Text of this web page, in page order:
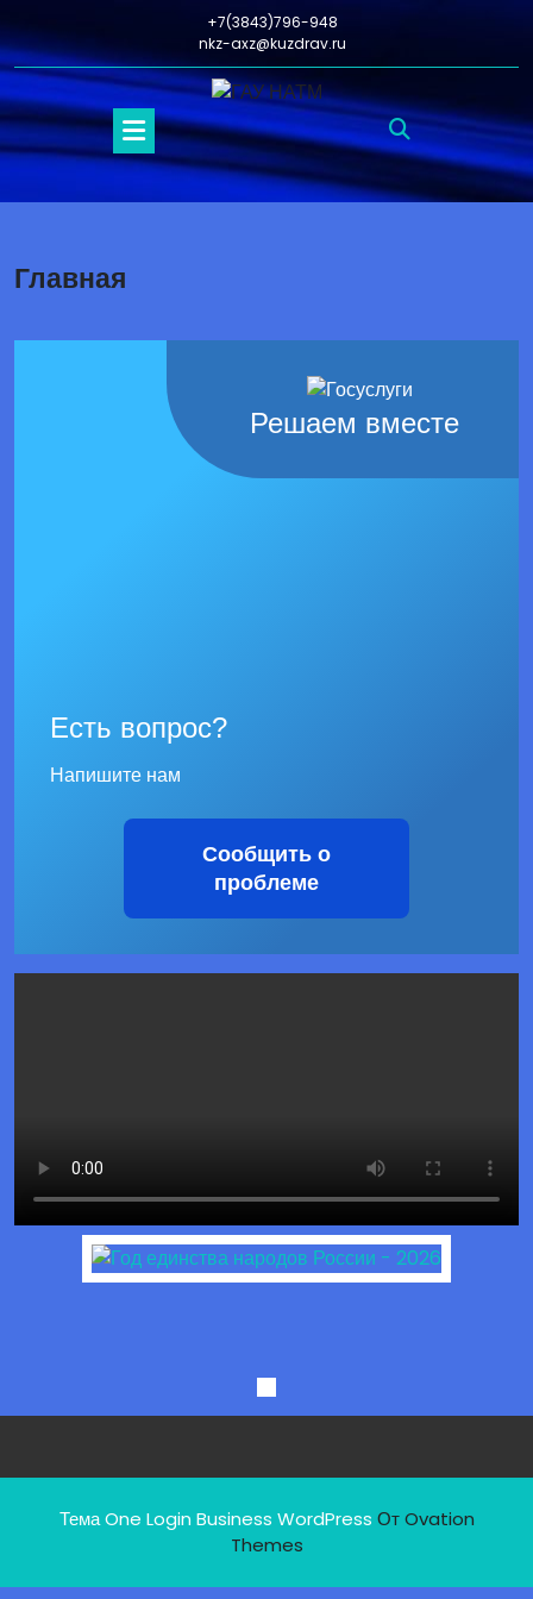
+7(3843)796-948
nkz-axz@kuzdrav.ru
Главная
Решаем вместе
Есть вопрос?
Напишите нам
Сообщить о
проблеме
Тема One Login Business WordPress От Ovation
Themes